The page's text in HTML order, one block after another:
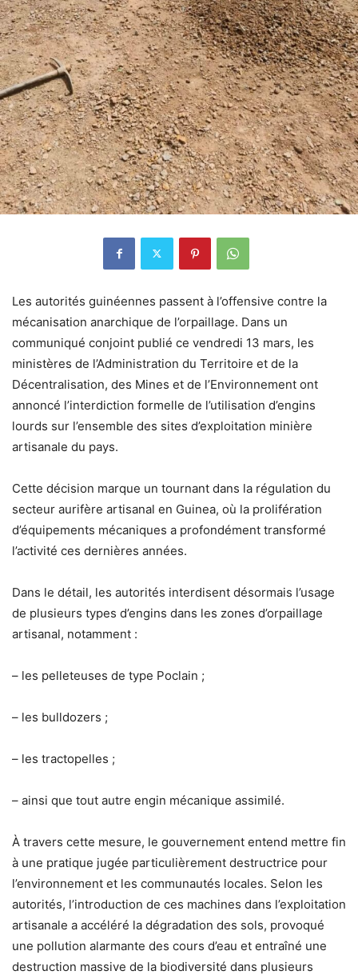
Les autorités guinéennes passent à l’offensive contre la
mécanisation anarchique de l’orpaillage. Dans un
communiqué conjoint publié ce vendredi 13 mars, les
ministères de l’Administration du Territoire et de la
Décentralisation, des Mines et de l’Environnement ont
annoncé l’interdiction formelle de l’utilisation d’engins
lourds sur l’ensemble des sites d’exploitation minière
artisanale du pays.
Cette décision marque un tournant dans la régulation du
secteur aurifère artisanal en Guinea, où la prolifération
d’équipements mécaniques a profondément transformé
l’activité ces dernières années.
Dans le détail, les autorités interdisent désormais l’usage
de plusieurs types d’engins dans les zones d’orpaillage
artisanal, notamment :
– les pelleteuses de type Poclain ;
– les bulldozers ;
– les tractopelles ;
– ainsi que tout autre engin mécanique assimilé.
À travers cette mesure, le gouvernement entend mettre fin
à une pratique jugée particulièrement destructrice pour
l’environnement et les communautés locales. Selon les
autorités, l’introduction de ces machines dans l’exploitation
artisanale a accéléré la dégradation des sols, provoqué
une pollution alarmante des cours d’eau et entraîné une
destruction massive de la biodiversité dans plusieurs